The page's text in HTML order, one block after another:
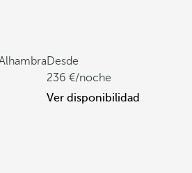
Desde
236
/noche
Ver disponibilidad